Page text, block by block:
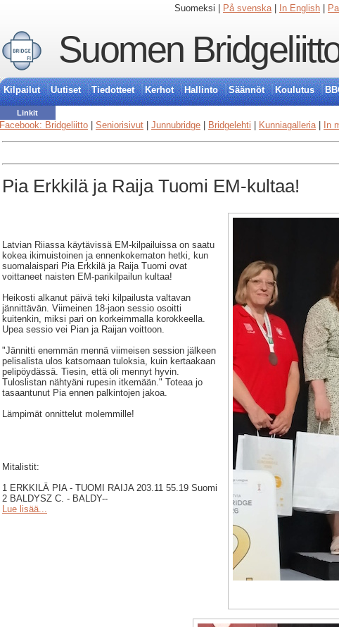
Suomeksi | På svenska| In English
Suomen
Kilpailut Uutiset Tiedotteet Kerhot Hallinto Säännöt Koulutus
Linkit
Facebook: Bridgeliitto Seniorisivut Junnubridge Bridgelehti Kunniagalleria| In
Pia Erkkilä ja Raija Tuomi EM-kultaa!
Latvian Riiassa käytävissä EM-kilpailuissa on saatu
kokea ikimuistoinen ja ennenkokematon hetki, kun
suomalaispari Pia Erkkilä ja Raija Tuomi ovat
voittaneet naisten EM-parikilpailun kultaa!
Heikosti alkanut päivä teki kilpailusta valtavan
jännittävän. Viimeinen 18-jaon sessio osoitti
kuitenkin, miksi pari on korkeimmalla korokkeella.
Upea sessio vei Pian ja Raijan voittoon.
"Jännitti enemmän mennä viimeisen session jälkeen
pelisalista ulos katsomaan tuloksia, kuin kertaakaan
pelipöydässä. Tiesin, että oli mennyt hyvin.
Tuloslistan nähtyäni rupesin itkemään." Toteaa jo
tasaantunut Pia ennen palkintojen jakoa.
Lämpimät onnittelut molemmille!
Mitalistit:
1 ERKKILÄ PIA - TUOMI RAIJA 203.11 55.19 Suomi
2 BALDYSZ C. - BALDY--
Lue lisää...